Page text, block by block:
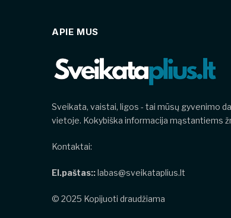
APIE MUS
Sveikata, vaistai, ligos - tai mūsų gyvenimo
vietoje. Kokybiška informacija mąstantiems
Kontaktai:
El.paštas::labas@sveikataplius.lt
© 2025 Kopijuoti draudžiama